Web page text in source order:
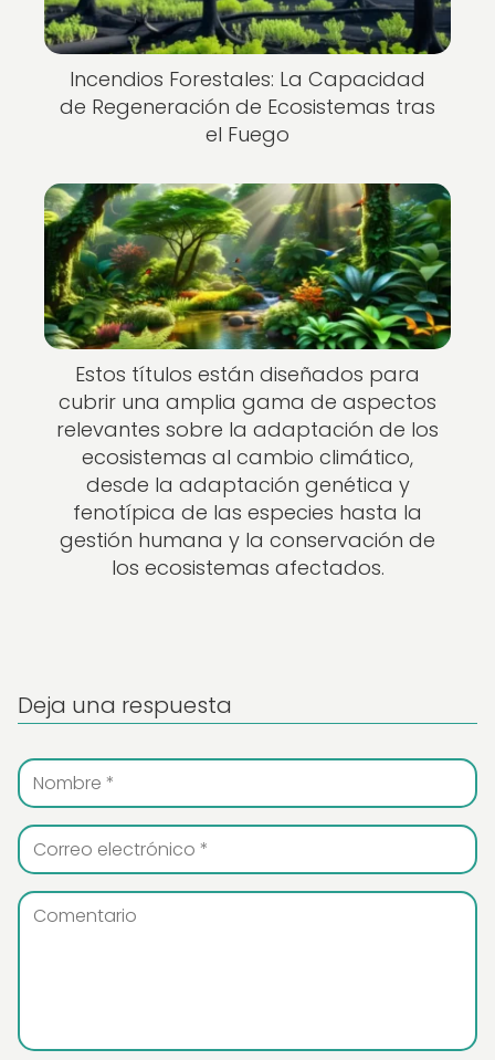
Incendios Forestales: La Capacidad
de Regeneración de Ecosistemas tras
el Fuego
Estos títulos están diseñados para
cubrir una amplia gama de aspectos
relevantes sobre la adaptación de los
ecosistemas al cambio climático,
desde la adaptación genética y
fenotípica de las especies hasta la
gestión humana y la conservación de
los ecosistemas afectados.
Deja una respuesta